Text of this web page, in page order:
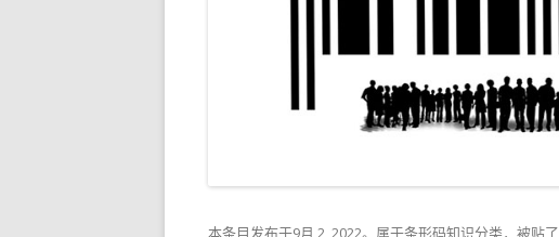
本条目发布于9月 2, 2022。属于条形码知识分类，被贴了